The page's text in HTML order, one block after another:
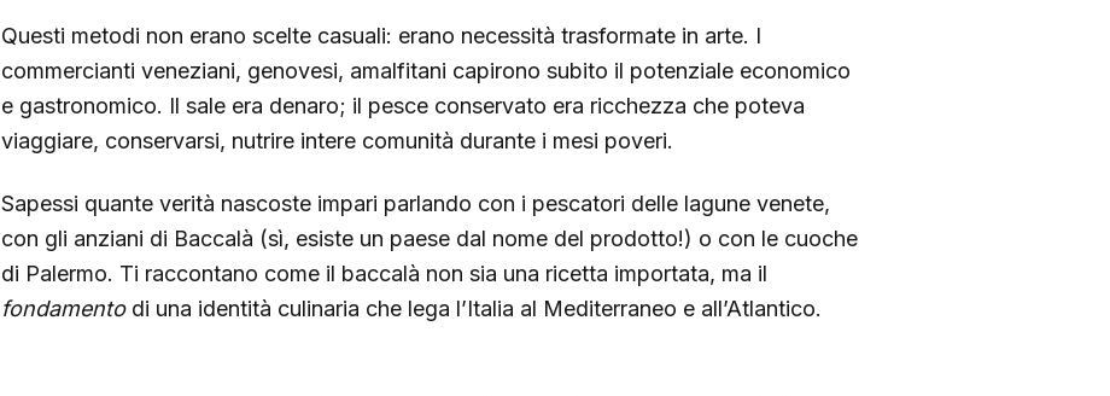
Questi metodi non erano scelte casuali: erano necessità trasformate in arte. I
commercianti veneziani, genovesi, amalfitani capirono subito il potenziale economico
e gastronomico. Il sale era denaro; il pesce conservato era ricchezza che poteva
viaggiare, conservarsi, nutrire intere comunità durante i mesi poveri.
Sapessi quante verità nascoste impari parlando con i pescatori delle lagune venete,
con gli anziani di Baccalà (sì, esiste un paese dal nome del prodotto!) o con le cuoche
di Palermo. Ti raccontano come il baccalà non sia una ricetta importata, ma il
fondamentodi una identità culinaria che lega l’Italia al Mediterraneo e all’Atlantico.